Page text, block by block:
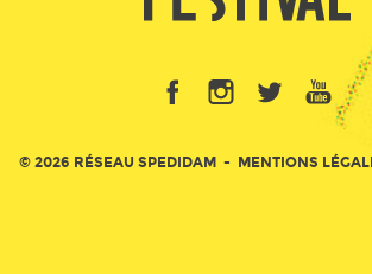
© 2026 RÉSEAU SPEDIDAM MENTIONS